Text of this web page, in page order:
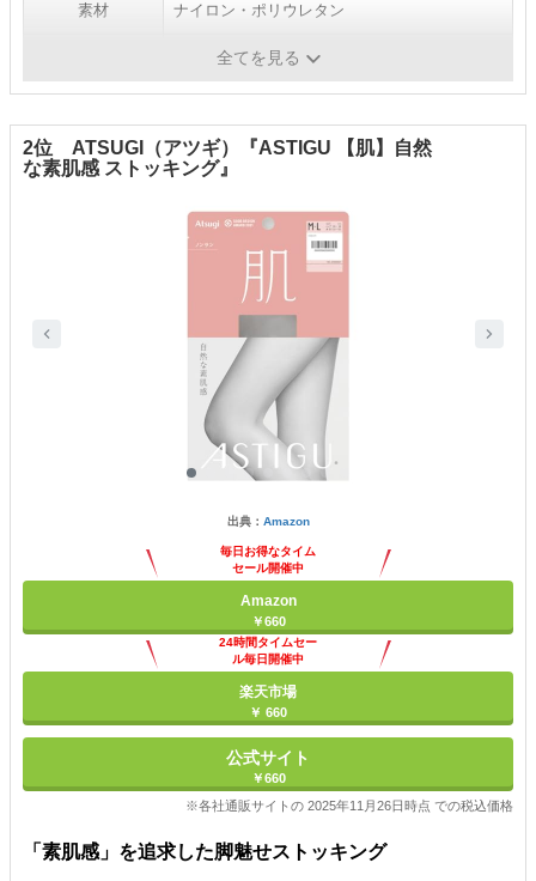
素材 ナイロン・ポリウレタン
全てを見る
2位 ATSUGI（アツギ）『ASTIGU 【肌】自然
な素肌感 ストッキング』
出典： Amazon
毎日お得なタイム
セール開催中
Amazon
￥660
24時間タイムセー
ル毎日開催中
楽天市場
￥ 660
公式サイト
￥660
※各社通販サイトの 2025年11月26日時点 での税込価格
「素肌感」を追求した脚魅せストッキング